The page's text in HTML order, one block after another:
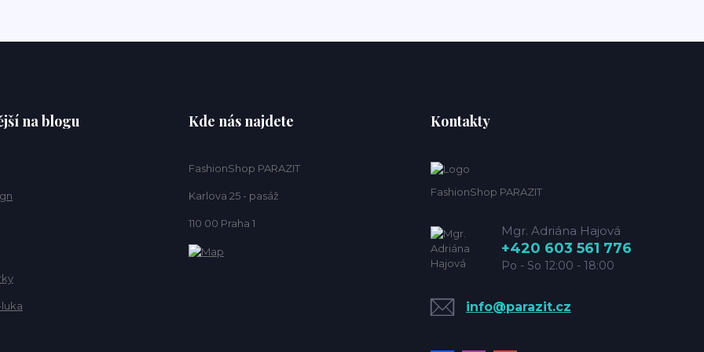
na blogu Kde nás najdete
FashionShop PARAZIT
Karlova 25 - pasáž
110 00 Praha 1
Kontakty
FashionShop PARAZIT
Mgr. Adriána Hajová
+420 603 561 776
Po - So 12:00 - 18:00
info@parazit.cz